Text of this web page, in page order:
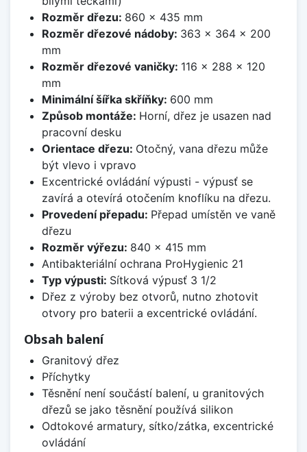
Rozměr dřezu: 860 x 435 mm
Rozměr dřezové nádoby: 363 x 364 x 200
mm
Rozměr dřezové vaničky: 116 x 288 x 120
mm
Minimální šířka skříňky: 600 mm
Způsob montáže: Horní, dřez je usazen nad
pracovní desku
Orientace dřezu: Otočný, vana dřezu může
být vlevo i vpravo
Excentrické ovládání výpusti - výpusť se
zavírá a otevírá otočením knoflíku na dřezu.
Provedení přepadu: Přepad umístěn ve vaně
dřezu
Rozměr výřezu: 840 x 415 mm
Antibakteriální ochrana ProHygienic 21
Typ výpusti: Sítková výpusť 3 1/2
Dřez z výroby bez otvorů, nutno zhotovit
otvory pro baterii a excentrické ovládání.
Obsah balení
Granitový dřez
Příchytky
Těsnění není součástí balení, u granitových
dřezů se jako těsnění používá silikon
Odtokové armatury, sítko/zátka, excentrické
ovládání